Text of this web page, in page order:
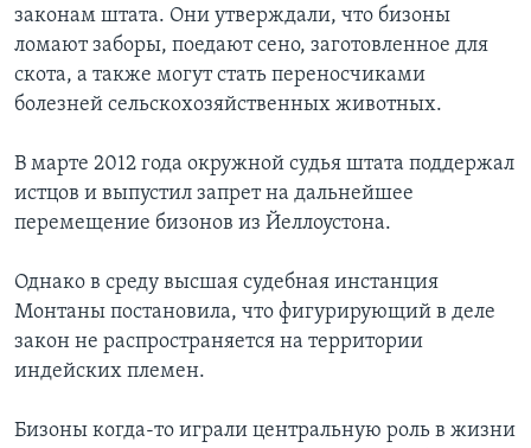
законам штата. Они утверждали, что бизоны
ломают заборы, поедают сено, заготовленное для
скота, а также могут стать переносчиками
болезней сельскохозяйственных животных.
В марте 2012 года окружной судья штата поддержал
истцов и выпустил запрет на дальнейшее
перемещение бизонов из Йеллоустона.
Однако в среду высшая судебная инстанция
Монтаны постановила, что фигурирующий в деле
закон не распространяется на территории
индейских племен.
Бизоны когда-то играли центральную роль в жизни